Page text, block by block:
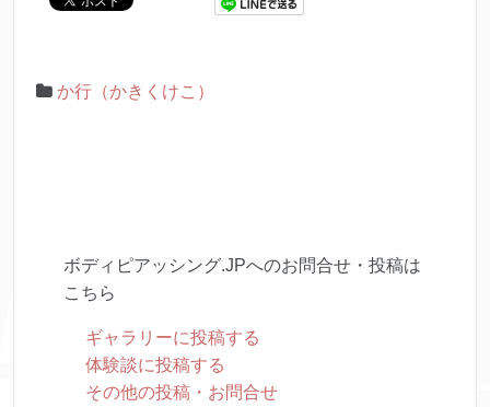
か行（かきくけこ）
ボディピアッシング.JPへのお問合せ・投稿は
こちら
ギャラリーに投稿する
体験談に投稿する
その他の投稿・お問合せ